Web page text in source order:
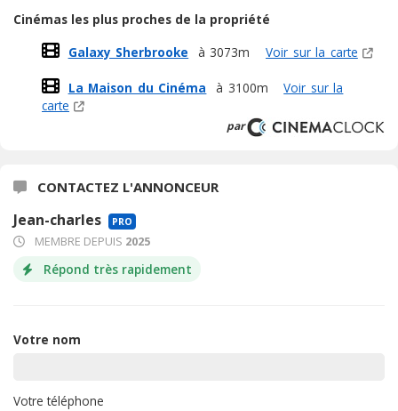
Cinémas les plus proches de la propriété
Galaxy Sherbrooke
à 3073m Voir sur la carte
La Maison du Cinéma à 3100m
Voir sur la
carte
par
CONTACTEZ L'ANNONCEUR
Jean-charles PRO
MEMBRE DEPUIS 2025
Répond très rapidement
Votre nom
Votre téléphone